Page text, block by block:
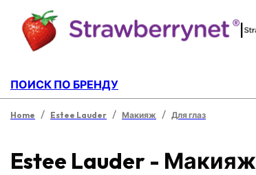
|
ПОИСК ПО БРЕНДУ
Home / Estee Lauder / Макияж / Для глаз
Estee Lauder - Макияж